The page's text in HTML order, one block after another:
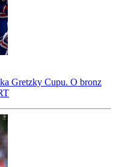
Gretzky Cupu. O bronz